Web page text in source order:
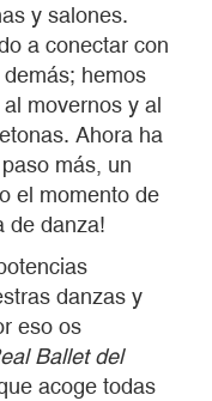
y salones.
a conectar con
hemos
movernos y al
Ahora ha
más, un
el momento de
de danza!
danzas y
eso os
Ballet del
acoge todas